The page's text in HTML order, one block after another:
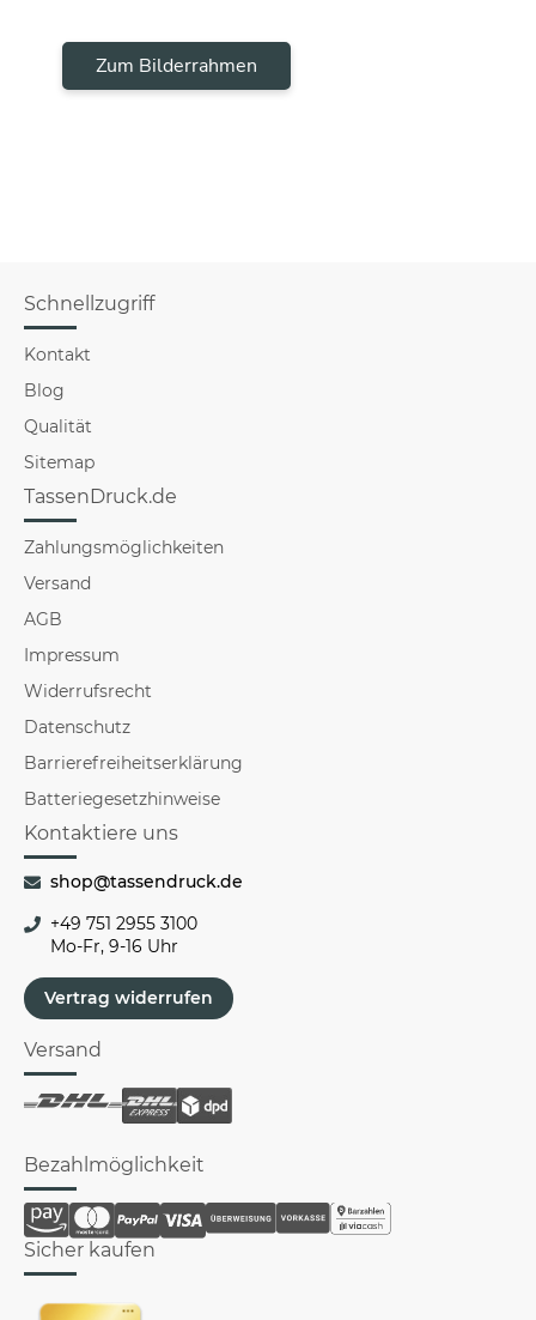
Zum Bilderrahmen
Schnellzugriff
Kontakt
Blog
Qualität
Sitemap
TassenDruck.de
Zahlungsmöglichkeiten
Versand
AGB
Impressum
Widerrufsrecht
Datenschutz
Barrierefreiheitserklärung
Batteriegesetzhinweise
Kontaktiere uns
shop@tassendruck.de
+49 751 2955 3100
Mo-Fr, 9-16 Uhr
Vertrag widerrufen
Versand
Bezahlmöglichkeit
Sicher kaufen